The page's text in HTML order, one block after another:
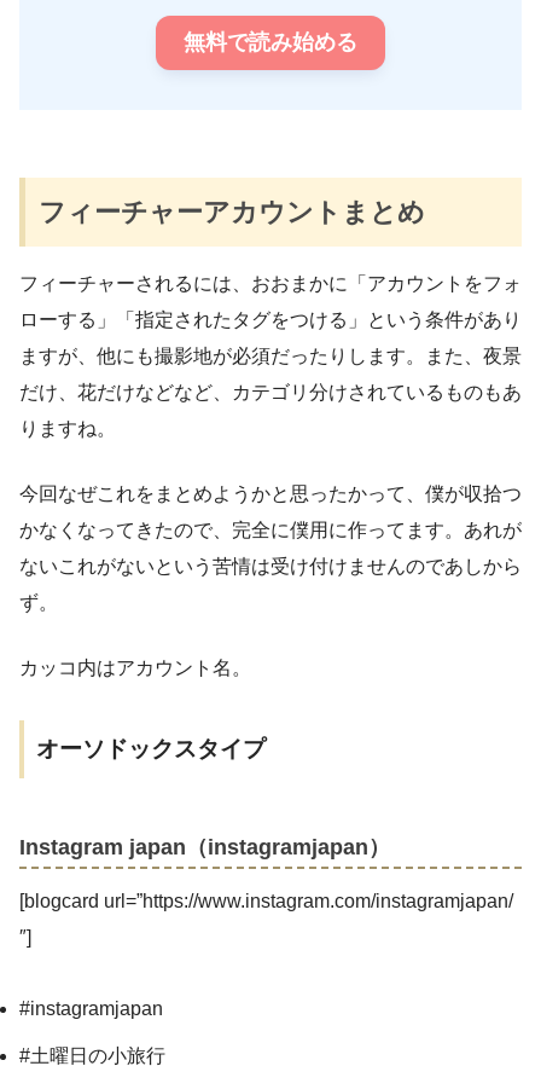
無料で読み始める
フィーチャーアカウントまとめ
フィーチャーされるには、おおまかに「アカウントをフォ
ローする」「指定されたタグをつける」という条件があり
ますが、他にも撮影地が必須だったりします。また、夜景
だけ、花だけなどなど、カテゴリ分けされているものもあ
りますね。
今回なぜこれをまとめようかと思ったかって、僕が収拾つ
かなくなってきたので、完全に僕用に作ってます。あれが
ないこれがないという苦情は受け付けませんのであしから
ず。
カッコ内はアカウント名。
オーソドックスタイプ
Instagram japan（instagramjapan）
[blogcard url=”https://www.instagram.com/instagramjapan/
″]
#instagramjapan
#土曜日の小旅行